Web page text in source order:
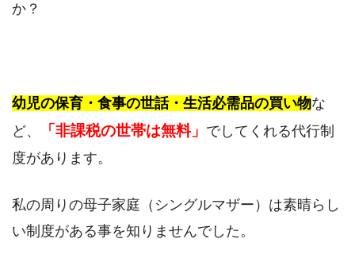
か？
幼児の保育・食事の世話・生活必需品の買い物な
ど、
「非課税の世帯は無料」 でしてくれる代行制
度があります。
私の周りの母子家庭（シングルマザー）は素晴らし
い制度がある事を知りませんでした。